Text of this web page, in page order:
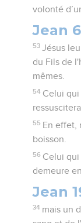
volonté
Jean 6
53 Jésus
du Fils de
mêmes.
54 Celui
55 En effet,
boisson.
56 Celui
demeure
Jean
34 mais un